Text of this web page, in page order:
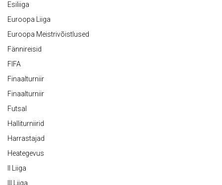
Esiliiga
Euroopa Liiga
Euroopa Meistrivõistlused
Fännireisid
FIFA
Finaalturniir
Finaalturniir
Futsal
Halliturniirid
Harrastajad
Heategevus
II Liiga
III Liiga